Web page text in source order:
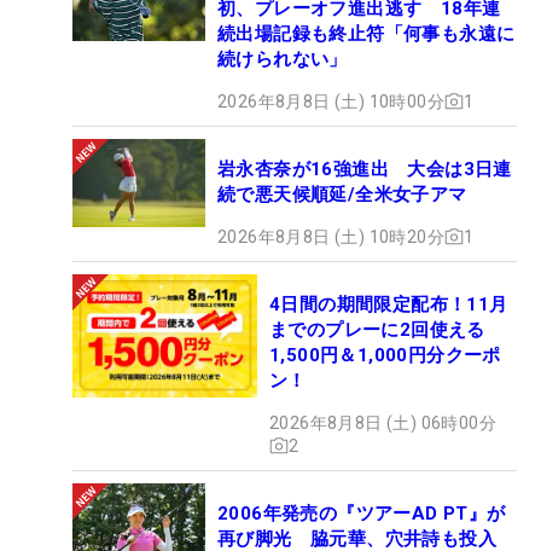
初、プレーオフ進出逃す 18年連
続出場記録も終止符「何事も永遠に
続けられない」
2026年8月8日 (土) 10時00分 1
岩永杏奈が16強進出 大会は3日連
続で悪天候順延/全米女子アマ
2026年8月8日 (土) 10時20分 1
4日間の期間限定配布！11月
までのプレーに2回使える
1,500円＆1,000円分クーポ
ン！
2026年8月8日 (土) 06時00分
2
2006年発売の『ツアーAD PT』が
再び脚光 脇元華、穴井詩も投入